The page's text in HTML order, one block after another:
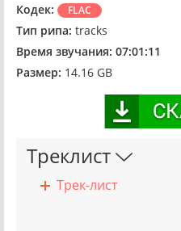
Кодек:
FLAC
Тип рипа: tracks
Время звучания: 07:01:11
Размер: 14.16 GB
Треклист
Трек-лист